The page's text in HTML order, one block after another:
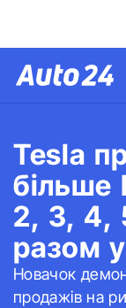
Tesla
більше
2, 3, 4,
разом
Новачок
продажів на